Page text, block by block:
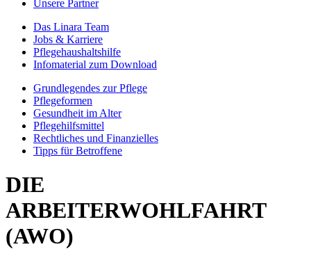
Unsere Partner
Das Linara Team
Jobs & Karriere
Pflegehaushaltshilfe
Infomaterial zum Download
Grundlegendes zur Pflege
Pflegeformen
Gesundheit im Alter
Pflegehilfsmittel
Rechtliches und Finanzielles
Tipps für Betroffene
DIE
ARBEITERWOHLFAHRT
(AWO)